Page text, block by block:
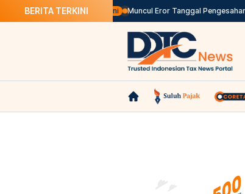
BERITA TERKINI
Bahasa Inggris, Klik di Sini Muncul Eror Tanggal Pengesahan